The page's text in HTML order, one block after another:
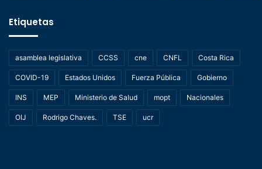
Etiquetas
asamblea legislativa CCSS cne CNFL Costa Rica
COVID-19 Estados Unidos Fuerza Pública Gobierno
INS MEP Ministerio de Salud mopt Nacionales
OIJ Rodrigo Chaves. TSE ucr